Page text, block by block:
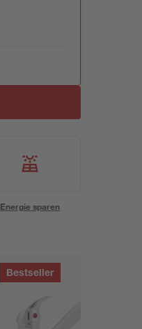
Energie sparen
Bestseller